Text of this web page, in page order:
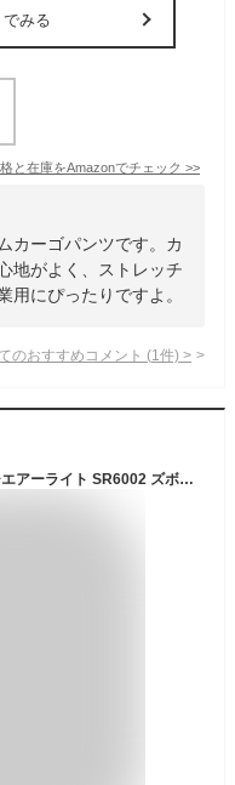
でみる
と在庫をAmazonでチェック >>
カーゴパンツです。カ
地がよく、ストレッチ
用にぴったりですよ。
のおすすめコメント (1 件) >
イーブンリバー カーゴパンツ ストレッチエアーライト SR6002 ズボン 春夏 作業服 作業着 EVENRIVER